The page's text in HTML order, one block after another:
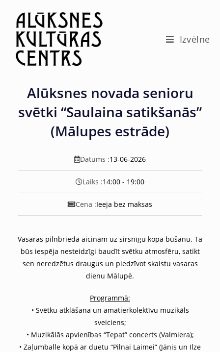
Izvēlne
Alūksnes novada senioru
svētki “Saulaina satikšanās”
(Mālupes estrāde)
Datums :13-06-2026
Laiks :14:00 - 19:00
Cena :Ieeja bez maksas
Vasaras pilnbriedā aicinām uz sirsnīgu kopā būšanu. Tā
būs iespēja nesteidzīgi baudīt svētku atmosfēru, satikt
sen neredzētus draugus un piedzīvot skaistu vasaras
dienu Mālupē.
Programmā:
• Svētku atklāšana un amatierkolektīvu muzikāls
sveiciens;
• Muzikālās apvienības “Tepat” concerts (Valmiera);
• Zaļumballe kopā ar duetu “Pilnai Laimei” (Jānis un Ilze